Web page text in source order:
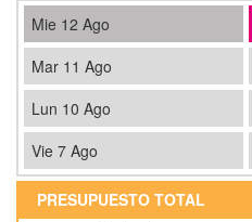
Mie 12 Ago
Mar 11 Ago
Lun 10 Ago
Vie 7 Ago
PRESUPUESTO TOTAL